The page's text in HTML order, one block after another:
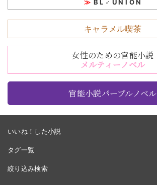
B L ♂ U N I O N
キャラメル喫茶
女性のための官能小説
メルティーノベル
官能小説パープルノベル
いいね！した小説
タグ一覧
絞り込み検索